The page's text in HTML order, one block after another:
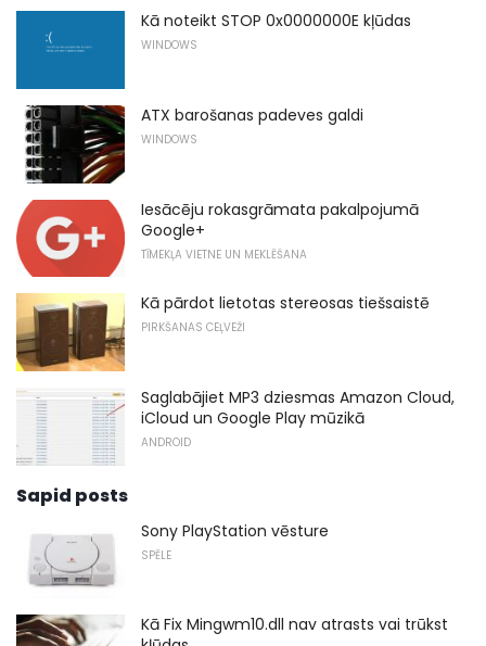
Kā noteikt STOP 0x0000000E kļūdas
WINDOWS
ATX barošanas padeves galdi
WINDOWS
Iesācēju rokasgrāmata pakalpojumā
Google+
TĪMEKĻA VIETNE UN MEKLĒŠANA
Kā pārdot lietotas stereosas tiešsaistē
PIRKŠANAS CEĻVEŽI
Saglabājiet MP3 dziesmas Amazon Cloud,
iCloud un Google Play mūzikā
ANDROID
Sapid posts
Sony PlayStation vēsture
SPĒLE
Kā Fix Mingwm10.dll nav atrasts vai trūkst